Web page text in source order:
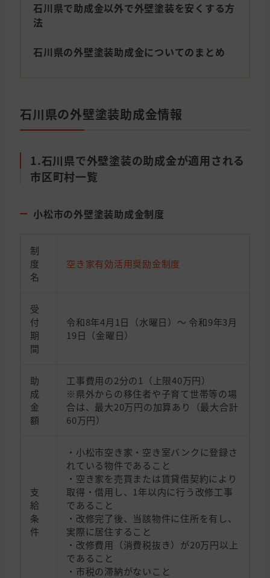
石川県で助成金以外で外壁塗装を安くする方
法
石川県の外壁塗装助成金についてのまとめ
石川県の外壁塗装助成金情報
1.石川県で外壁塗装の助成金が適用される
市区町村一覧
小松市の外壁塗装助成金制度
制
度
名
空き家有効活用奨励金制度
受
付
期
間
令和8年4月1日（水曜日）～ 令和9年3月
19日（金曜日）
助
成
金
額
工事費用の2分の1（上限40万円）
※県外からの移住者や子育て世帯等の場
合は、最大20万円の加算あり（最大合計
60万円）
支
給
条
件
・小松市空き家・空き室バンクに登録さ
れている物件であること
・空き家を売買または賃貸借契約により
取得・借用し、1年以内に行う改修工事
であること
・改修完了後、当該物件に住所を有し、
実際に居住すること
・改修費用（消費税抜き）が20万円以上
であること
・市税の滞納がないこと